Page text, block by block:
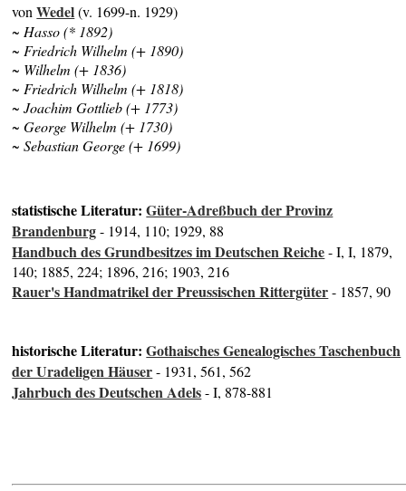
vonWedel(v. 1699-n. 1929)
~ Hasso (* 1892)
~ Friedrich Wilhelm (+ 1890)
~ Wilhelm (+ 1836)
~ Friedrich Wilhelm (+ 1818)
~ Joachim Gottlieb (+ 1773)
~ George Wilhelm (+ 1730)
~ Sebastian George (+ 1699)
statistische Literatur:Güter-Adreßbuch der Provinz
Brandenburg- 1914, 110; 1929, 88
Handbuch des Grundbesitzes im Deutschen Reiche- I, I, 1879,
140; 1885, 224; 1896, 216; 1903, 216
Rauer's Handmatrikel der Preussischen Rittergüter- 1857, 90
historische Literatur:Gothaisches Genealogisches Taschenbuch
der Uradeligen Häuser- 1931, 561, 562
Jahrbuch des Deutschen Adels- I, 878-881